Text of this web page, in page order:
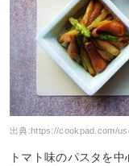
出典:https://cookpad.com/
トマト味のパスタを